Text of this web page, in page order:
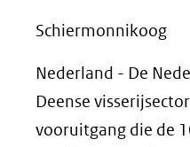
Schiermonnikoog
Nederland - De
Deense
vooruitgang die de